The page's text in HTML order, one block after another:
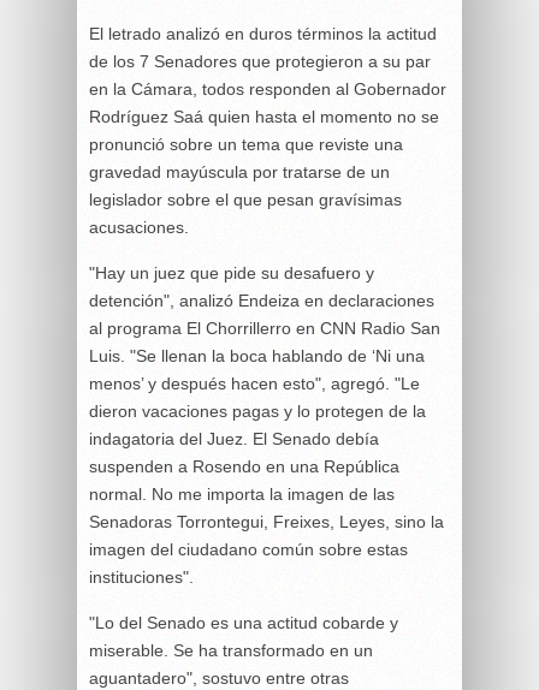
El letrado analizó en duros términos la actitud
de los 7 Senadores que protegieron a su par
en la Cámara, todos responden al Gobernador
Rodríguez Saá quien hasta el momento no se
pronunció sobre un tema que reviste una
gravedad mayúscula por tratarse de un
legislador sobre el que pesan gravísimas
acusaciones.
"Hay un juez que pide su desafuero y
detención", analizó Endeiza en declaraciones
al programa El Chorrillerro en CNN Radio San
Luis. "Se llenan la boca hablando de ‘Ni una
menos’ y después hacen esto", agregó. "Le
dieron vacaciones pagas y lo protegen de la
indagatoria del Juez. El Senado debía
suspenden a Rosendo en una República
normal. No me importa la imagen de las
Senadoras Torrontegui, Freixes, Leyes, sino la
imagen del ciudadano común sobre estas
instituciones".
"Lo del Senado es una actitud cobarde y
miserable. Se ha transformado en un
aguantadero", sostuvo entre otras